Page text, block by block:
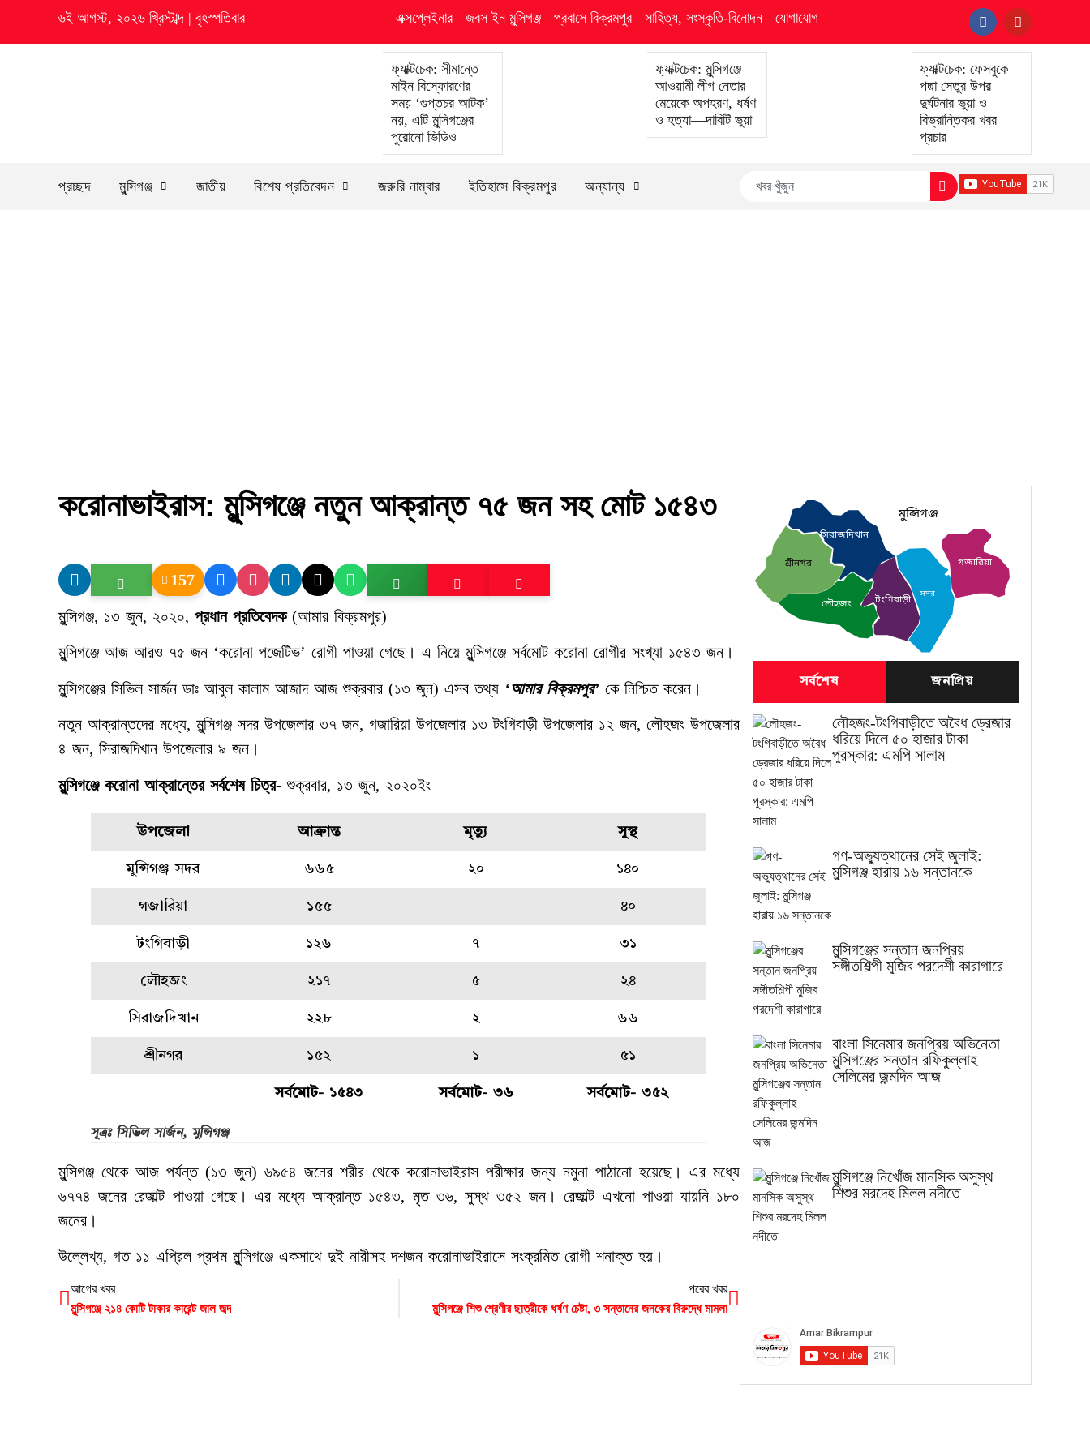
৬ই আগস্ট, ২০২৬ খ্রিস্টাব্দ | বৃহস্পতিবার এক্সপ্লেইনার জবস ইন মুন্সিগঞ্জ প্রবাসে বিক্রমপুর সাহিত্য, সংস্কৃতি-বিনোদন যোগাযোগ
ফ্যাক্টচেক: সীমান্তে
মাইন বিস্ফোরণের
সময় ‘গুপ্তচর আটক’
নয়, এটি মুন্সিগঞ্জের
পুরোনো ভিডিও
ফ্যাক্টচেক: মুন্সিগঞ্জে
আওয়ামী লীগ নেতার
মেয়েকে অপহরণ, ধর্ষণ
ও হত্যা—দাবিটি ভুয়া
ফ্যাক্টচেক: ফেসবুকে
পদ্মা সেতুর উপর
দুর্ঘটনার ভুয়া ও
বিভ্রান্তিকর খবর
প্রচার
প্রচ্ছদ মুন্সিগঞ্জ জাতীয় বিশেষ প্রতিবেদন জরুরি নাম্বার ইতিহাসে বিক্রমপুর অন্যান্য
করোনাভাইরাস: মুন্সিগঞ্জে নতুন আক্রান্ত ৭৫ জন সহ মোট ১৫৪৩
157
মুন্সিগঞ্জ, ১৩ জুন, ২০২০, প্রধান প্রতিবেদক(আমার বিক্রমপুর)
মুন্সিগঞ্জে আজ আরও ৭৫ জন ‘করোনা পজেটিভ’ রোগী পাওয়া গেছে। এ নিয়ে মুন্সিগঞ্জে সর্বমোট করোনা রোগীর সংখ্যা ১৫৪৩ জন।
মুন্সিগঞ্জের সিভিল সার্জন ডাঃ আবুল কালাম আজাদ আজ শুক্রবার (১৩ জুন) এসব তথ্য ‘আমার বিক্রমপুর’ কে নিশ্চিত করেন।
নতুন আক্রান্তদের মধ্যে, মুন্সিগঞ্জ সদর উপজেলার ৩৭ জন, গজারিয়া উপজেলার ১৩ টংগিবাড়ী উপজেলার ১২ জন, লৌহজং উপজেলার
৪ জন, সিরাজদিখান উপজেলার ৯ জন।
মুন্সিগঞ্জে করোনা আক্রান্তের সর্বশেষ চিত্র- শুক্রবার, ১৩ জুন, ২০২০ইং
উপজেলা আক্রান্ত মৃত্যু সুস্থ
মুন্সিগঞ্জ সদর ৬৬৫ ২০ ১৪০
গজারিয়া ১৫৫ – ৪০
টংগিবাড়ী ১২৬ ৭ ৩১
লৌহজং ২১৭ ৫ ২৪
সিরাজদিখান ২২৮ ২ ৬৬
শ্রীনগর ১৫২ ১ ৫১
সর্বমোট- ১৫৪৩ সর্বমোট- ৩৬ সর্বমোট- ৩৫২
সূত্রঃ সিভিল সার্জন, মুন্সিগঞ্জ
মুন্সিগঞ্জ থেকে আজ পর্যন্ত (১৩ জুন) ৬৯৫৪ জনের শরীর থেকে করোনাভাইরাস পরীক্ষার জন্য নমুনা পাঠানো হয়েছে। এর মধ্যে
৬৭৭৪ জনের রেজাল্ট পাওয়া গেছে। এর মধ্যে আক্রান্ত ১৫৪৩, মৃত ৩৬, সুস্থ ৩৫২ জন। রেজাল্ট এখনো পাওয়া যায়নি ১৮০
জনের।
উল্লেখ্য, গত ১১ এপ্রিল প্রথম মুন্সিগঞ্জে একসাথে দুই নারীসহ দশজন করোনাভাইরাসে সংক্রমিত রোগী শনাক্ত হয়।
আগের খবর
মুন্সিগঞ্জে ২১৪ কোটি টাকার কারেন্ট জাল জব্দ
পরের খবর
মুন্সিগঞ্জে শিশু শ্রেণীর ছাত্রীকে ধর্ষণ চেষ্টা, ৩ সন্তানের জনকের বিরুদ্ধে মামলা
শ্রীনগর
সিরাজদিখান
টংগিবাড়ী সদর
গজারিয়া
লৌহজং
মুন্সিগঞ্জ
সর্বশেষ জনপ্রিয়
লৌহজং-টংগিবাড়ীতে অবৈধ ড্রেজার
ধরিয়ে দিলে ৫০ হাজার টাকা
পুরস্কার: এমপি সালাম
গণ-অভ্যুত্থানের সেই জুলাই:
মুন্সিগঞ্জ হারায় ১৬ সন্তানকে
মুন্সিগঞ্জের সন্তান জনপ্রিয়
সঙ্গীতশিল্পী মুজিব পরদেশী কারাগারে
বাংলা সিনেমার জনপ্রিয় অভিনেতা
মুন্সিগঞ্জের সন্তান রফিকুল্লাহ
সেলিমের জন্মদিন আজ
মুন্সিগঞ্জে নিখোঁজ মানসিক অসুস্থ
শিশুর মরদেহ মিলল নদীতে